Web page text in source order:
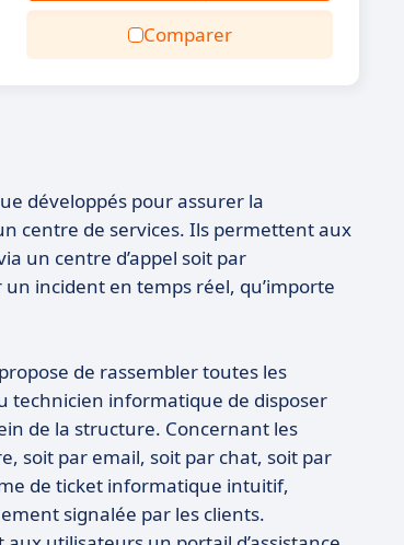
Comparer
développés pour assurer la
centre de services. Ils permettent aux
un centre d’appel soit par
incident en temps réel, qu’importe
de rassembler toutes les
technicien informatique de disposer
de la structure. Concernant les
soit par email, soit par chat, soit par
de ticket informatique intuitif,
signalée par les clients.